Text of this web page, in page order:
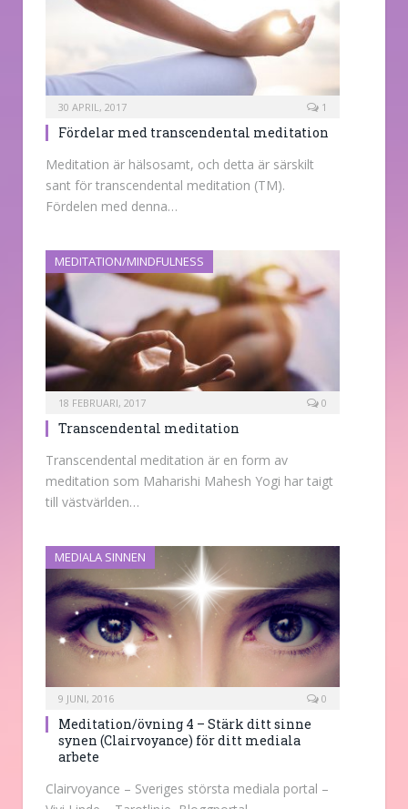
30 APRIL, 2017 1
Fördelar med transcendental meditation
Meditation är hälsosamt, och detta är särskilt
sant för transcendental meditation (TM).
Fördelen med denna…
MEDITATION/MINDFULNESS
18 FEBRUARI, 2017 0
Transcendental meditation
Transcendental meditation är en form av
meditation som Maharishi Mahesh Yogi har taigt
till västvärlden…
MEDIALA SINNEN
9 JUNI, 2016 0
Meditation/övning 4 – Stärk ditt sinne
synen (Clairvoyance) för ditt mediala
arbete
Clairvoyance – Sveriges största mediala portal –